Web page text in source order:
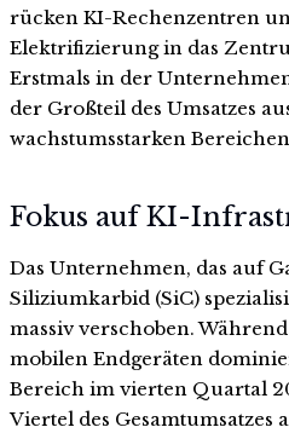
rücken KI-Rechenzentren
Elektrifizierung in das
Erstmals in der
der Großteil des Umsatzes
wachstumsstarken
Fokus auf KI-
Das Unternehmen, das auf
Siliziumkarbid (SiC)
massiv verschoben.
mobilen Endgeräten
Bereich im vierten Quartal
Viertel des Gesamtumsatzes